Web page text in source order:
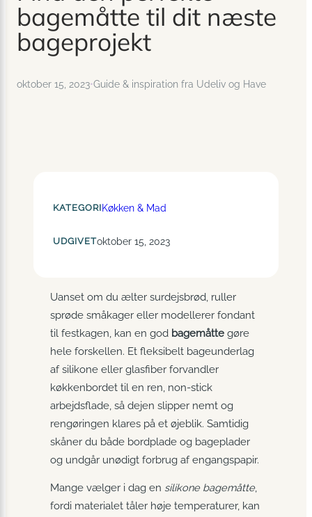
bagemåtte til dit næste
bageprojekt
oktober 15, 2023•Guide & inspiration fra Udeliv og Have
KATEGORI Køkken & Mad
UDGIVEToktober 15, 2023
Uanset om du ælter surdejsbrød, ruller
sprøde småkager eller modellerer fondant
til festkagen, kan en god bagemåtte gøre
hele forskellen. Et fleksibelt bageunderlag
af silikone eller glasfiber forvandler
køkkenbordet til en ren, non-stick
arbejdsflade, så dejen slipper nemt og
rengøringen klares på et øjeblik. Samtidig
skåner du både bordplade og bageplader
og undgår unødigt forbrug af engangspapir.
Mange vælger i dag en silikone bagemåtte,
fordi materialet tåler høje temperaturer, kan